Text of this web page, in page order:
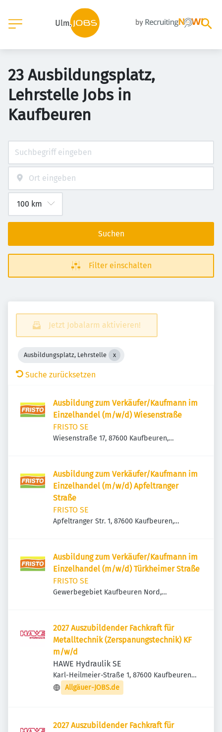
23 Ausbildungsplatz,
Lehrstelle Jobs in
Kaufbeuren
Suchen
Filter einschalten
Jetzt Jobalarm aktivieren!
Ausbildungsplatz, Lehrstelle
Suche zurücksetzen
Ausbildung zum Verkäufer/Kaufmann im
Einzelhandel (m/w/d) Wiesenstraße
FRISTO SE
Wiesenstraße 17, 87600 Kaufbeuren,
Ausbildung zum Verkäufer/Kaufmann im
Einzelhandel (m/w/d) Apfeltranger
Straße
FRISTO SE
Apfeltranger Str. 1, 87600 Kaufbeuren,
Ausbildung zum Verkäufer/Kaufmann im
Einzelhandel (m/w/d) Türkheimer Straße
FRISTO SE
Gewerbegebiet Kaufbeuren Nord,
2027 Auszubildender Fachkraft für
Metalltechnik (Zerspanungstechnik) KF
m/w/d
HAWE Hydraulik SE
Karl-Heilmeier-Straße 1, 87600 Kaufbeuren,
Deutschland
Allgäuer-JOBS.de
2027 Auszubildender Fachkraft für